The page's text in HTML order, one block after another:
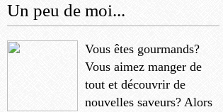
Un peu de moi...
Vous êtes gourmands?
Vous aimez manger de
tout et découvrir de
nouvelles saveurs? Alors